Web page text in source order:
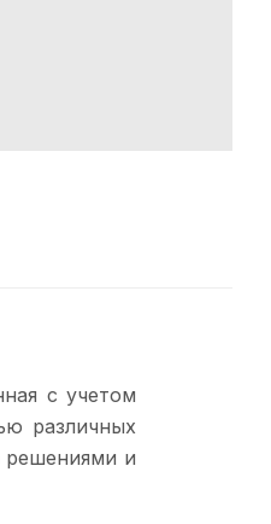
с учетом
различных
решениями и